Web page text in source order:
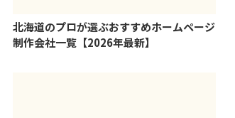
北海道のプロが選ぶおすすめホームページ
制作会社一覧【2026年最新】